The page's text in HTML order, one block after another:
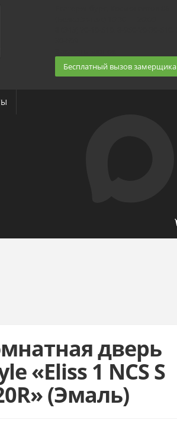
Бесплатный вызов замерщика
дверь
«Eliss 1 NCS S
(Эмаль)